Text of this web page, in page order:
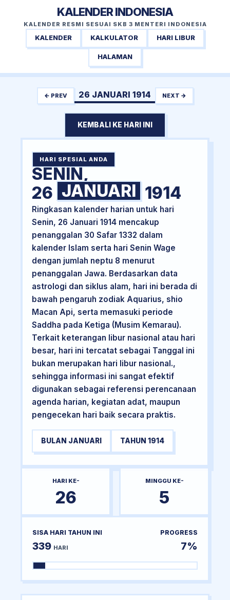
KALENDER INDONESIA
KALENDER RESMI SESUAI SKB 3 MENTERI INDONESIA
KALENDER KALKULATOR HARI LIBUR
HALAMAN
← PREV 26 JANUARI 1914 NEXT →
KEMBALI KE HARI INI
HARI SPESIAL ANDA
SENIN,
26 JANUARI 1914
Ringkasan kalender harian untuk hari
Senin, 26 Januari 1914 mencakup
penanggalan 30 Safar 1332 dalam
kalender Islam serta hari Senin Wage
dengan jumlah neptu 8 menurut
penanggalan Jawa. Berdasarkan data
astrologi dan siklus alam, hari ini berada di
bawah pengaruh zodiak Aquarius, shio
Macan Api, serta memasuki periode
Saddha pada Ketiga (Musim Kemarau).
Terkait keterangan libur nasional atau hari
besar, hari ini tercatat sebagai Tanggal ini
bukan merupakan hari libur nasional.,
sehingga informasi ini sangat efektif
digunakan sebagai referensi perencanaan
agenda harian, kegiatan adat, maupun
pengecekan hari baik secara praktis.
BULAN JANUARI TAHUN 1914
HARI KE-
26
MINGGU KE-
5
SISA HARI TAHUN INI
339 HARI
PROGRESS
7%